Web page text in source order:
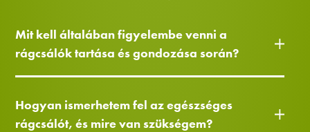
Mit kell általában figyelembe venni a
rágcsálók tartása és gondozása során?
Hogyan ismerhetem fel az egészséges
rágcsálót, és mire van szükségem?